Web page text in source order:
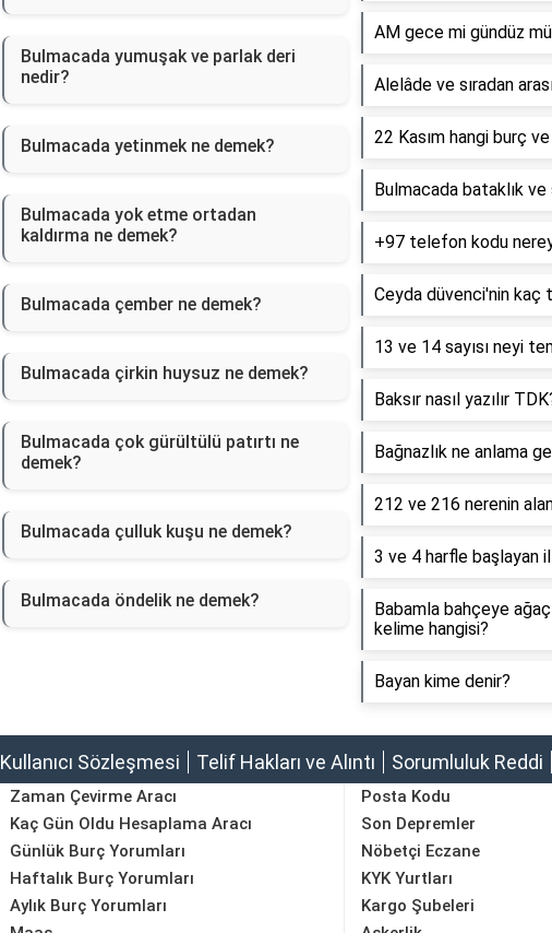
Bulmacada yumuşak ve parlak deri
nedir?
Bulmacada yetinmek ne demek?
Bulmacada yok etme ortadan
kaldırma ne demek?
Bulmacada çember ne demek?
Bulmacada çirkin huysuz ne demek?
Bulmacada çok gürültülü patırtı ne
demek?
Bulmacada çulluk kuşu ne demek?
Bulmacada öndelik ne demek?
AM gece mi gündüz
Alelâde ve sıradan
22 Kasım hangi burç
Bulmacada bataklık
+97 telefon kodu
Ceyda düvenci'nin kaç
13 ve 14 sayısı neyi
Baksır nasıl yazılır
Bağnazlık ne anlama
212 ve 216 nerenin
3 ve 4 harfle başlayan
Babamla bahçeye
kelime hangisi?
Bayan kime denir?
Kullanıcı Sözleşmesi Telif Hakları ve Alıntı Sorumluluk Reddi
Zaman Çevirme Aracı
Kaç Gün Oldu Hesaplama Aracı
Günlük Burç Yorumları
Haftalık Burç Yorumları
Aylık Burç Yorumları
Posta Kodu
Son Depremler
Nöbetçi Eczane
KYK Yurtları
Kargo Şubeleri